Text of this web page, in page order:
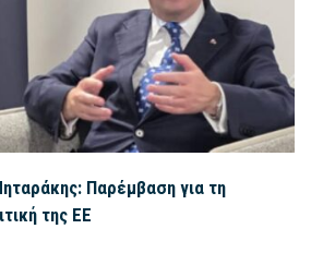
Παρέμβαση για τη
της ΕΕ